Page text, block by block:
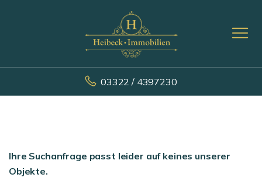
03322 / 4397230
Ihre Suchanfrage passt leider auf keines unserer
Objekte.